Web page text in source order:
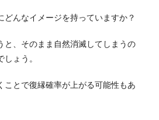
どんなイメージを持っていますか？
と、そのまま自然消滅してしまうの
ょう。
ことで復縁確率が上がる可能性もあ